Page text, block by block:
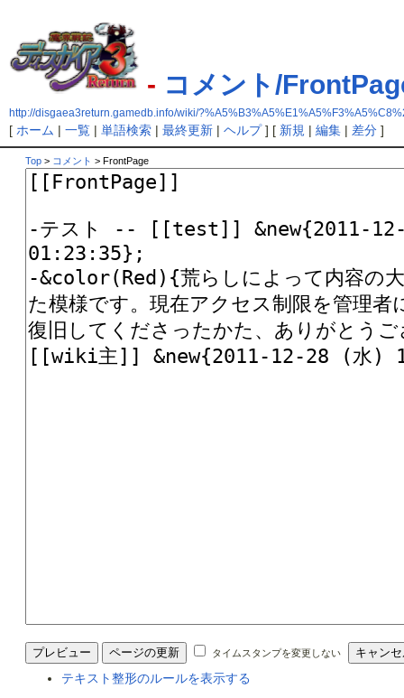
- コメント/
http://disgaea3return.gamedb.info/wiki/
[ ホーム | 一覧| 単語検索| 最終更新| ヘルプ] [ 新規 | 編集| 差分]
Top > コメント > FrontPage
タイムスタンプを変更しない
テキスト整形のルールを表示する